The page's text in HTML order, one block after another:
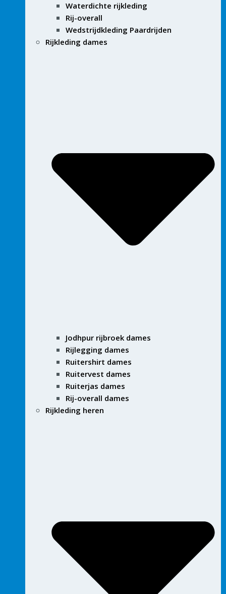
Waterdichte rijkleding
Rij-overall
Wedstrijdkleding Paardrijden
Rijkleding dames
Jodhpur rijbroek dames
Rijlegging dames
Ruitershirt dames
Ruitervest dames
Ruiterjas dames
Rij-overall dames
Rijkleding heren